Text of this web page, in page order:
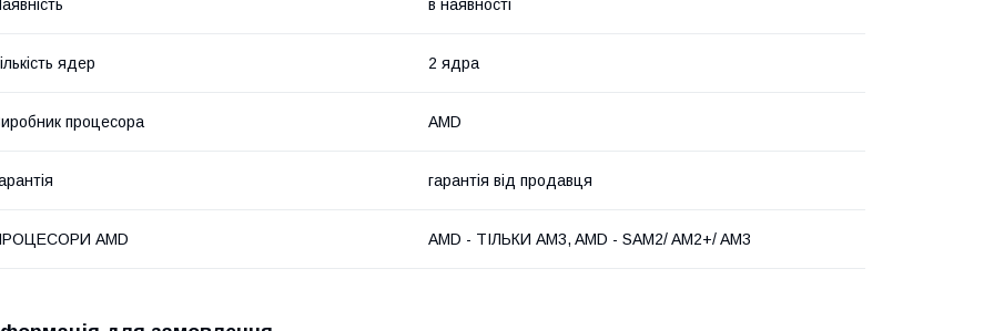
в наявності
ядер 2 ядра
процесора AMD
гарантія від продавця
AMD AMD - ТІЛЬКИ AM3, AMD - SAM2/ AM2+/ AM3